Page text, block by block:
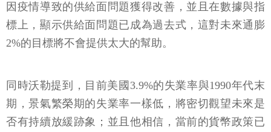
因疫情導致的供給面問題獲得改善，並且在數據與指
標上，顯示供給面問題已成為過去式，這對未來通膨
2%的目標將不會提供太大的幫助。
同時沃勒提到，目前美國3.9%的失業率與1990年代末
期，景氣繁榮期的失業率一樣低，將密切觀望未來是
否有持續放緩跡象；並且他相信，當前的貨幣政策已